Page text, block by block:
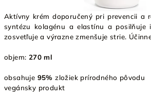
Aktívny krém doporučený pri prevencii a
syntézu kolagénu a elastínu a posilňuje
zosvetľuje a výrazne zmenšuje strie.
objem: 270 ml
obsahuje 95% zložiek prírodného pôvodu
vegánsky produkt